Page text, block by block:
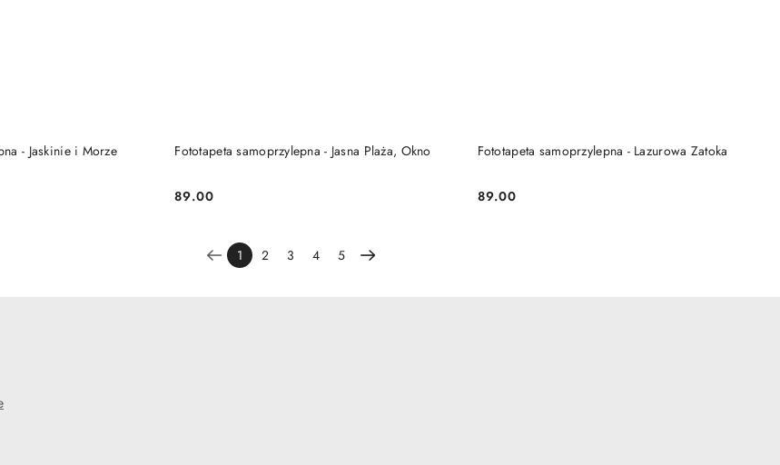
- Jaskinie i Morze
KOSZYKA Fototapeta samoprzylepna - Jasna Plaża, Okno
Cena:
89.00
DO KOSZYKA Fototapeta samoprzylepna - Lazurowa Zatoka
Cena:
89.00
DO KOSZYKA
1 2 3 4 5